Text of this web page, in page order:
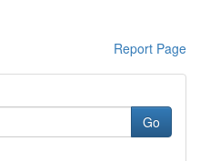
Report Page
Go